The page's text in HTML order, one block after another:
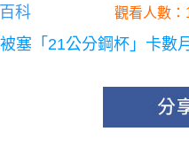
科 觀看人數：
塞「21公分鋼杯」卡數